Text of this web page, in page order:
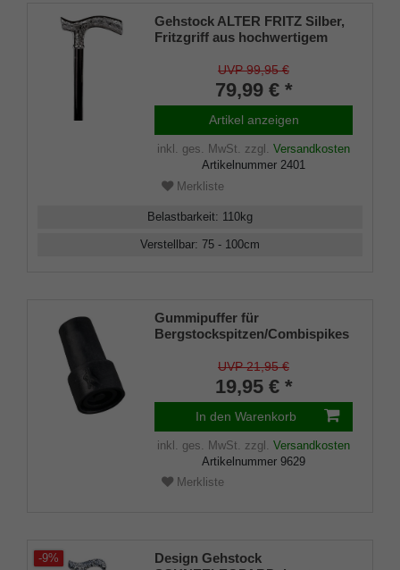
Gehstock ALTER FRITZ Silber,
Fritzgriff aus hochwertigem
aus stabilem Leichtmetall mit
Chromring, höhenverstellbar,
inklusiv Gummipuffer.
UVP 99,95 €
79,99 € *
Artikel anzeigen
inkl. ges. MwSt. zzgl. Versandkosten
Artikelnummer 2401
Merkliste
Belastbarkeit: 110kg
Verstellbar: 75 - 100cm
Gummipuffer für
Bergstockspitzen/Combispikes
UVP 21,95 €
19,95 € *
In den Warenkorb
inkl. ges. MwSt. zzgl. Versandkosten
Artikelnummer 9629
Merkliste
-9%
Design Gehstock